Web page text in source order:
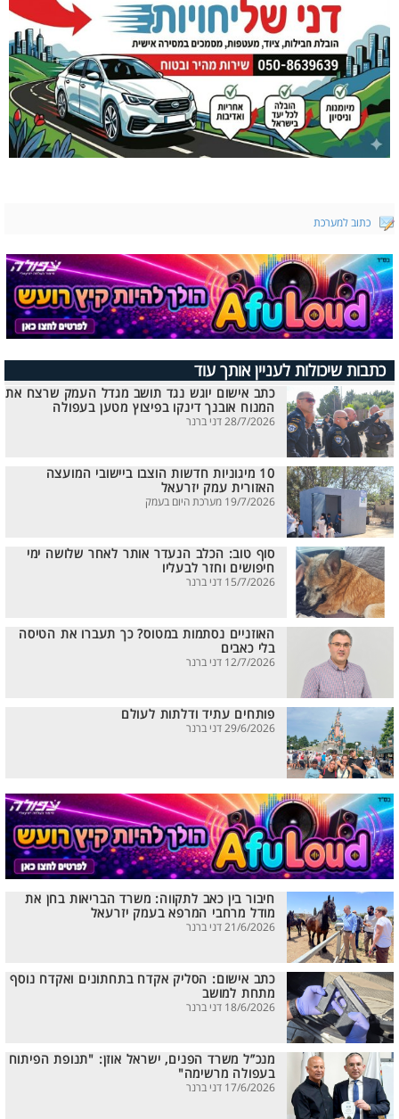
כתוב למערכת
כתבות שיכולות לעניין אותך עוד
כתב אישום יוגש נגד תושב מגדל העמק שרצח את
המנוח אובנך דינקו בפיצוץ מטען בעפולה
28/7/2026 דני ברנר
10 מיגוניות חדשות הוצבו ביישובי המועצה
האזורית עמק יזרעאל
19/7/2026 מערכת היום בעמק
סוף טוב: הכלב הנעדר אותר לאחר שלושה ימי
חיפושים וחזר לבעליו
15/7/2026 דני ברנר
האוזניים נסתמות במטוס? כך תעברו את הטיסה
בלי כאבים
12/7/2026 דני ברנר
פותחים עתיד ודלתות לעולם
29/6/2026 דני ברנר
חיבור בין כאב לתקווה: משרד הבריאות בחן את
מודל מרחבי המרפא בעמק יזרעאל
21/6/2026 דני ברנר
כתב אישום: הסליק אקדח בתחתונים ואקדח נוסף
מתחת למושב
18/6/2026 דני ברנר
מנכ”ל משרד הפנים, ישראל אוזן: "תנופת הפיתוח
בעפולה מרשימה"
17/6/2026 דני ברנר